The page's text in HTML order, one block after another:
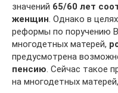
значений 65/60 лет
женщин. Однако в
реформы по поручению
многодетных матерей,
предусмотрена
пенсию. Сейчас такое
на многодетных